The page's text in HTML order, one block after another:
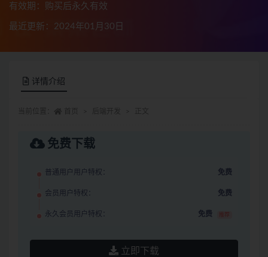
有效期：购买后永久有效
最近更新：2024年01月30日
详情介绍
免费下载
普通用户用户特权： 免费
会员用户特权： 免费
永久会员用户特权： 免费 推荐
立即下载